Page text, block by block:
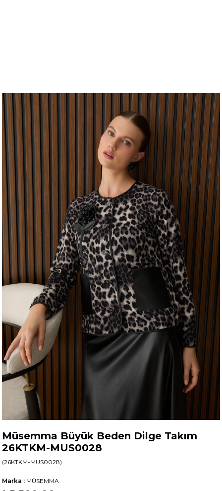
Müsemma Büyük Beden Dilge Takım
26KTKM-MUS0028
(26KTKM-MUS0028)
Marka : MÜSEMMA